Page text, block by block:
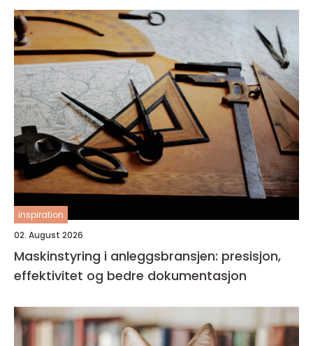
inspiration
02. August 2026
Maskinstyring i anleggsbransjen: presisjon,
effektivitet og bedre dokumentasjon